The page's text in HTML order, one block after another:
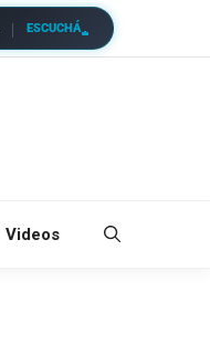
ESCUCHÁ
Videos